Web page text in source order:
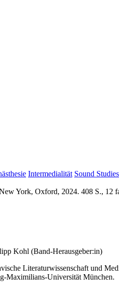
Intermedialität Sound Studies
York, Oxford, 2024. 408 S., 12
Kohl (Band-Herausgeber:in)
Literaturwissenschaft und
Maximilians-Universität München.